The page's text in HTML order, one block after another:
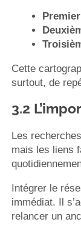
Cette
surtout, de
3.2
Les
mais les liens
Intégrer le
immédiat. Il
relancer un